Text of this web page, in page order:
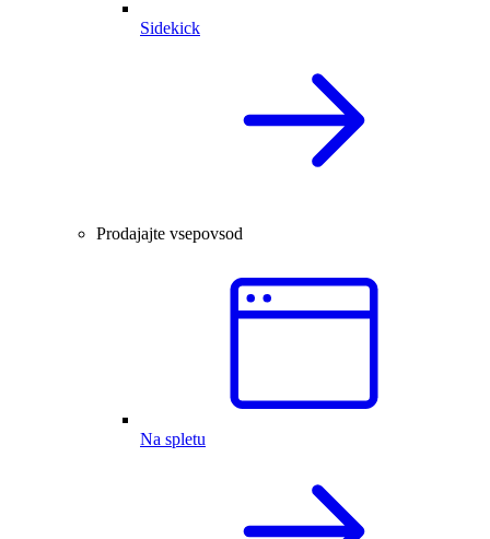
Sidekick
Prodajajte vsepovsod
Na spletu